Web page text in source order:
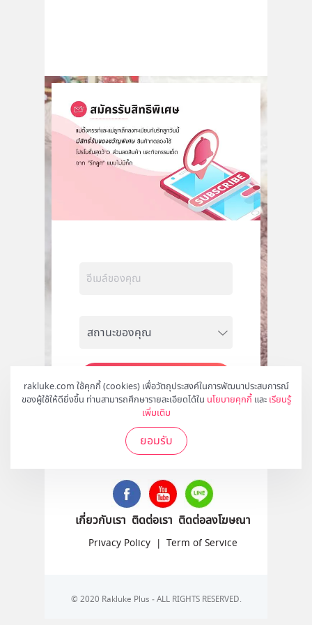
rakluke.com ใช้คุกกี้ (cookies) เพื่อวัตถุประสงค์ในการพัฒนาประสบการณ์
ของผู้ใช้ให้ดียิ่งขึ้น ท่านสามารถศึกษารายละเอียดได้ใน นโยบายคุกกี้ และ เรียนรู้
เพิ่มเติม
ยอมรับ
สมัคร
ติดตามเราได้ที่
เกี่ยวกับเรา ติดต่อเรา ติดต่อลงโฆษณา
Privacy Policy | Term of Service
© 2020 Rakluke Plus - ALL RIGHTS RESERVED.